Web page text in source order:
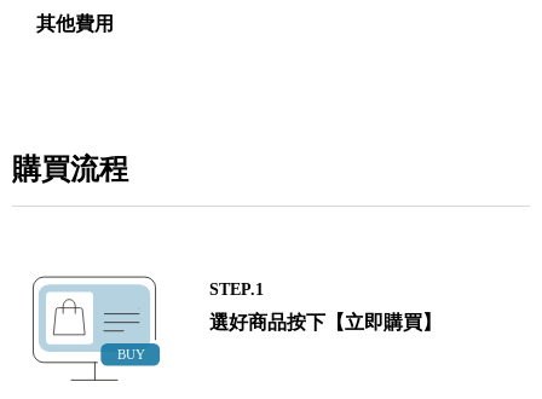
其他費用
購買流程
STEP.1
選好商品按下【立即購買】